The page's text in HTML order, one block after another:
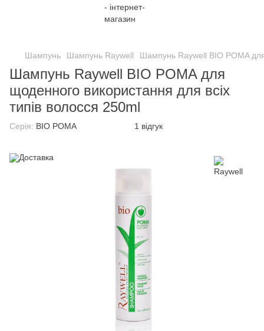
Шампунь Шампунь Raywell Шампунь Raywell BIO POMA
Шампунь Raywell BIO POMA для
щоденного використання для всіх
типів волосся 250ml
Серія: BIO POMA 1 відгук